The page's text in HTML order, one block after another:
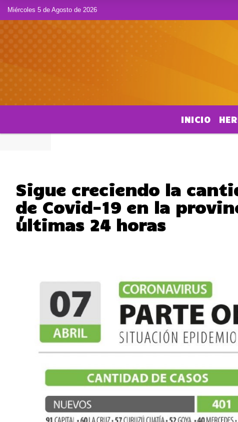
Miércoles 5 de Agosto de 2026
INICIO
Sigue creciendo la
de Covid-19 en la
últimas 24 horas